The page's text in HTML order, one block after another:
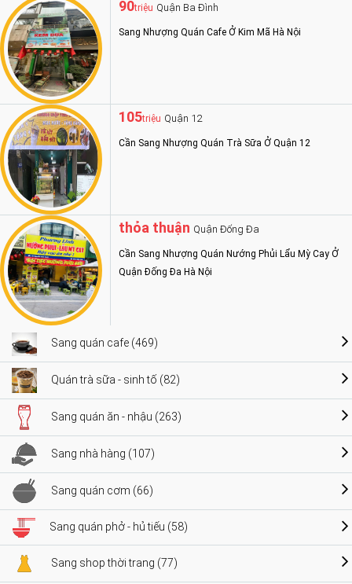
90triệu Quận Ba Đình
Sang Nhượng Quán Cafe Ở Kim Mã Hà Nội
105triệu Quận 12
Cần Sang Nhượng Quán Trà Sữa Ở Quận 12
thỏa thuận Quận Đống Đa
Cần Sang Nhượng Quán Nướng Phủi Lẩu Mỳ Cay Ở
Quận Đống Đa Hà Nội
Sang quán cafe (469)
Quán trà sữa - sinh tố (82)
Sang quán ăn - nhậu (263)
Sang nhà hàng (107)
Sang quán cơm (66)
Sang quán phở - hủ tiếu (58)
Sang shop thời trang (77)